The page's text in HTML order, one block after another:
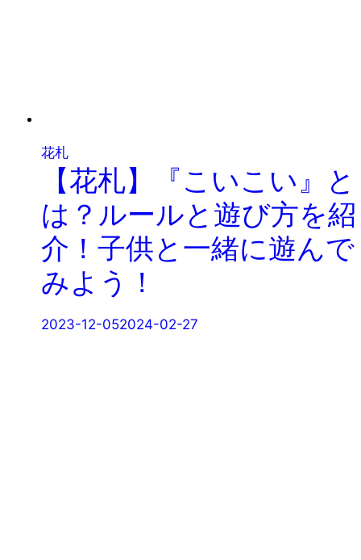
花札
【花札】『こいこい』と
は？ルールと遊び方を紹
介！子供と一緒に遊んで
みよう！
2023-12-052024-02-27